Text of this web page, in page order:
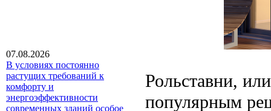
07.08.2026
В условиях постоянно
растущих требований к
комфорту и
энергоэффективности
современных зданий особое
Рольставни,
популярным